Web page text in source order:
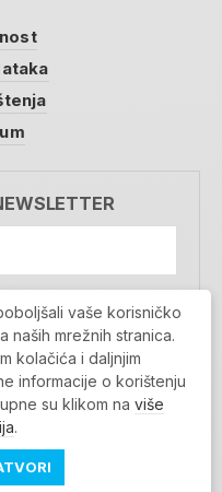
spremaju u bazu
MojaRijeka
vaše korisničko
naših mrežnih stranica.
kolačića i daljnjim
informacije o korištenju
su klikom na više
.